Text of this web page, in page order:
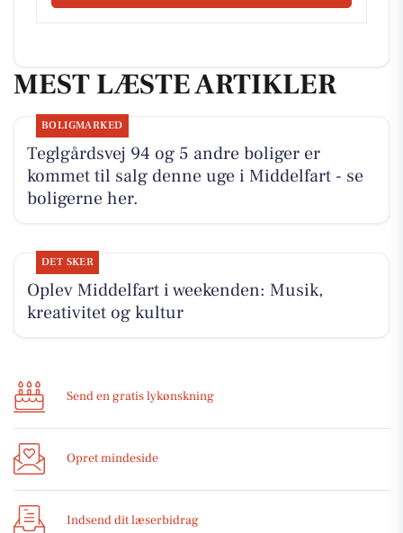
MEST LÆSTE ARTIKLER
BOLIGMARKED
Teglgårdsvej 94 og 5 andre boliger er
kommet til salg denne uge i Middelfart - se
boligerne her.
DET SKER
Oplev Middelfart i weekenden: Musik,
kreativitet og kultur
Send en gratis lykønskning
Opret mindeside
Indsend dit læserbidrag